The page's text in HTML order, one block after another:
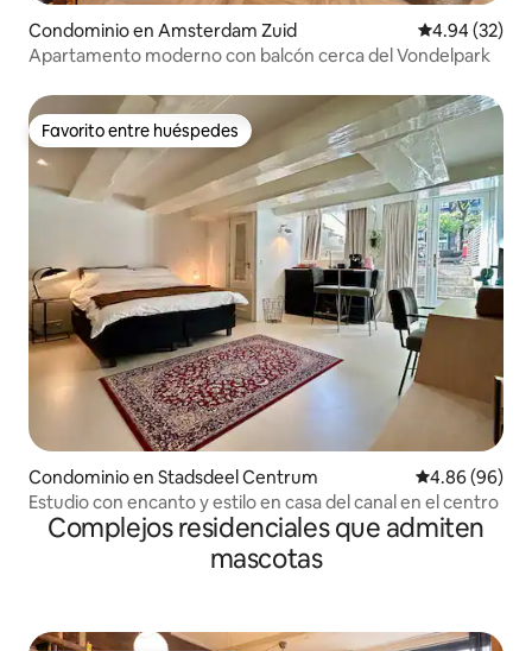
Condominio en Amsterdam Zuid Calificación
4.94 (32)
Apartamento moderno con balcón cerca del Vondelpark
Favorito entre huéspedes
Favorito entre huéspedes
Condominio en Stadsdeel Centrum Calificación
4.86 (96)
Estudio con encanto y estilo en casa del canal en el centro
Complejos residenciales que admiten
mascotas